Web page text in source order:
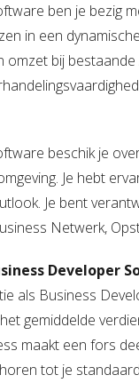
ben je bezig
in een
bij
beschik je
Je hebt
Je bent
Netwerk,
Developer
als Business
gemiddelde
maakt een fors
tot je